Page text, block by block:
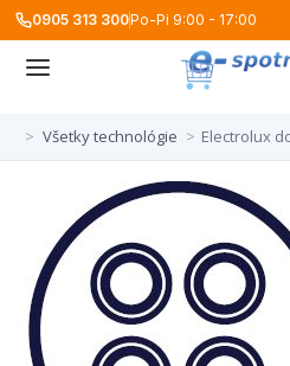
0905 313 300Po-Pi 9:00 - 17:00
> Všetky technológie > Electrolux